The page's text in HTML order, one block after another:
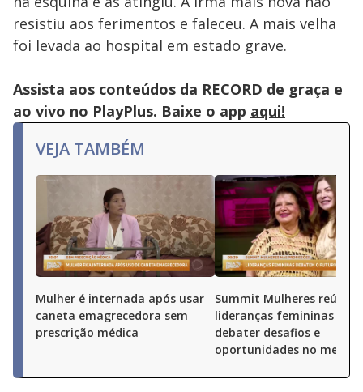
resistiu aos ferimentos e faleceu. A mais velha
foi levada ao hospital em estado grave.
Assista aos conteúdos da RECORD de graça e
ao vivo no PlayPlus. Baixe o app aqui!
VEJA TAMBÉM
Mulher é internada após usar
caneta emagrecedora sem
prescrição médica
Summit Mulheres reúne
lideranças femininas para
debater desafios e
oportunidades no